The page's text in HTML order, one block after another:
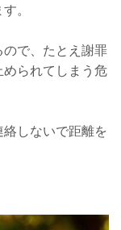
。
で、たとえ謝罪
られてしまう危
しないで距離を